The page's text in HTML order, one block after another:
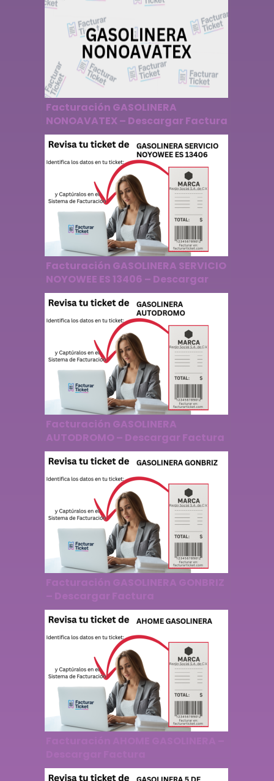
Facturación GASOLINERA
NONOAVATEX – Descargar Factura
Facturación GASOLINERA SERVICIO
NOYOWEE ES 13406 – Descargar
Factura
Facturación GASOLINERA
AUTODROMO – Descargar Factura